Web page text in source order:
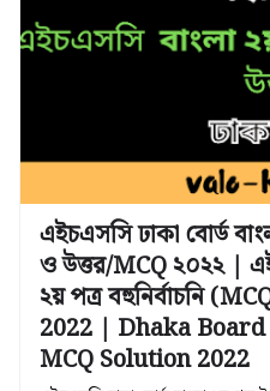
এইচএসসি ঢাকা বোর্ড
ও উত্তর/MCQ ২০২২ |
২য় পত্র বহুনির্বাচনি
2022 | Dhaka
MCQ Solution 2022